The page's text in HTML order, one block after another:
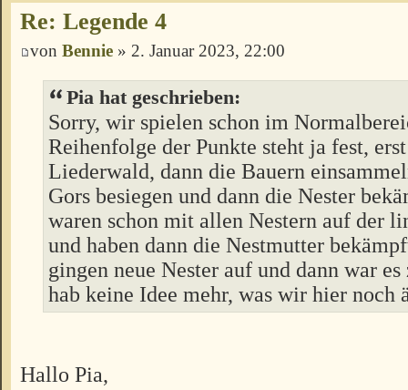
Re: Legende 4
von Bennie » 2. Januar 2023, 22:00
Pia hat geschrieben:
Sorry, wir spielen schon im
Reihenfolge der Punkte steht ja fest,
Liederwald, dann die Bauern
Gors besiegen und dann die Nester
waren schon mit allen Nestern auf der
und haben dann die Nestmutter
gingen neue Nester auf und dann war
hab keine Idee mehr, was wir hier noch
Hallo Pia,